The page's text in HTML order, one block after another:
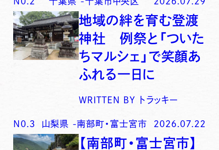
地域の絆を育む登渡
神社 例祭と「ついた
ちマルシェ」で笑顔あ
ふれる一日に
WRITTEN BY トラッキー
N0. 3 山梨県 -南部町・富士宮市 2026.07.22
【南部町・富士宮市】